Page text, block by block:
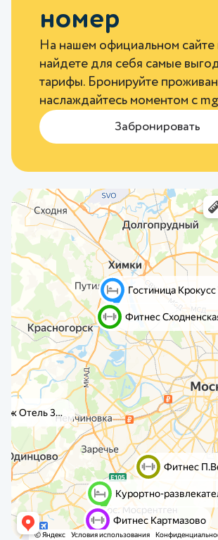
номер
На нашем официальном сайте
найдете для себя самые
тарифы. Бронируйте
наслаждайтесь моментом с
Забронировать